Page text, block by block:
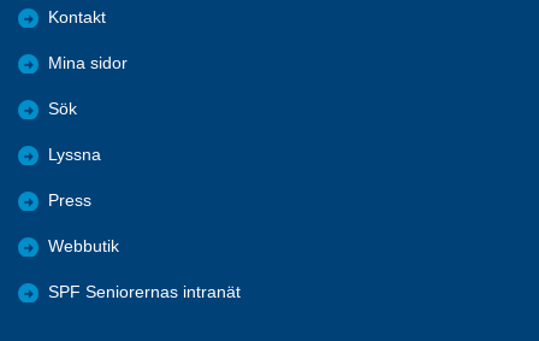
Kontakt
Mina sidor
Sök
Lyssna
Press
Webbutik
SPF Seniorernas intranät